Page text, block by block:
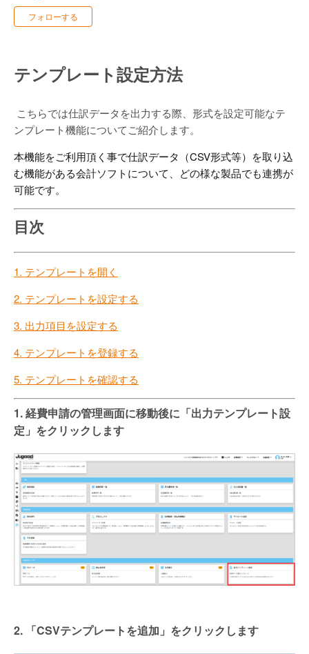
フォローする
テンプレート設定方法
こちらでは仕訳データを出力する際、形式を設定可能なテ
ンプレート機能についてご紹介します。
本機能をご利用頂く事で仕訳データ（CSV形式等）を取り込
む機能がある会計ソフトについて、どの様な製品でも連携が
可能です。
目次
1. テンプレートを開く
2. テンプレートを設定する
3. 出力項目を設定する
4. テンプレートを登録する
5. テンプレートを確認する
1. 経費申請の管理画面に移動後に「出力テンプレート設
定」をクリックします
2. 「CSVテンプレートを追加」をクリックします